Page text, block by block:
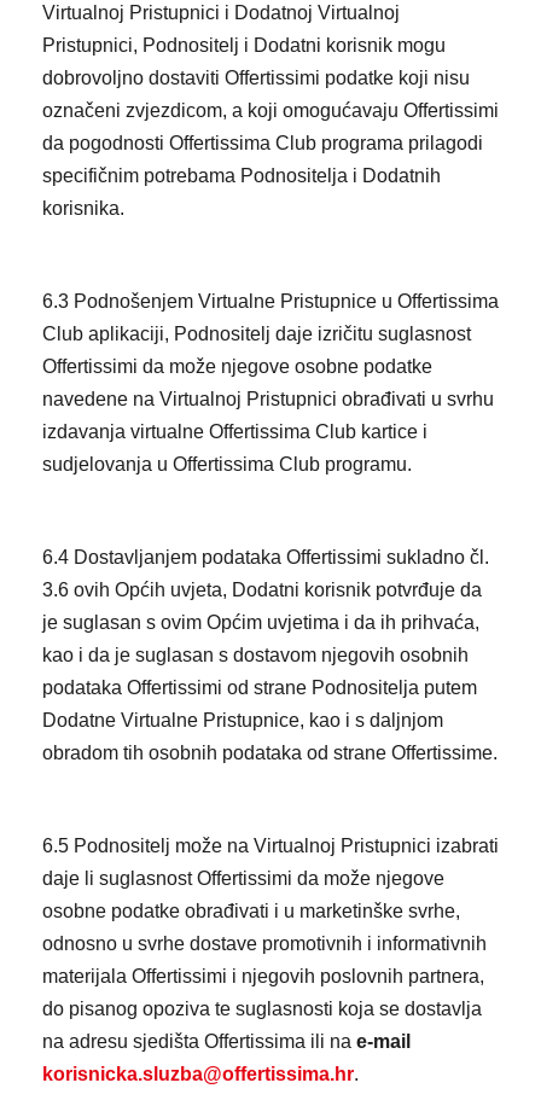
Virtualnoj Pristupnici i Dodatnoj Virtualnoj
Pristupnici, Podnositelj i Dodatni korisnik mogu
dobrovoljno dostaviti Offertissimi podatke koji nisu
označeni zvjezdicom, a koji omogućavaju Offertissimi
da pogodnosti Offertissima Club programa prilagodi
specifičnim potrebama Podnositelja i Dodatnih
korisnika.
6.3 Podnošenjem Virtualne Pristupnice u Offertissima
Club aplikaciji, Podnositelj daje izričitu suglasnost
Offertissimi da može njegove osobne podatke
navedene na Virtualnoj Pristupnici obrađivati u svrhu
izdavanja virtualne Offertissima Club kartice i
sudjelovanja u Offertissima Club programu.
6.4 Dostavljanjem podataka Offertissimi sukladno čl.
3.6 ovih Općih uvjeta, Dodatni korisnik potvrđuje da
je suglasan s ovim Općim uvjetima i da ih prihvaća,
kao i da je suglasan s dostavom njegovih osobnih
podataka Offertissimi od strane Podnositelja putem
Dodatne Virtualne Pristupnice, kao i s daljnjom
obradom tih osobnih podataka od strane Offertissime.
6.5 Podnositelj može na Virtualnoj Pristupnici izabrati
daje li suglasnost Offertissimi da može njegove
osobne podatke obrađivati i u marketinške svrhe,
odnosno u svrhe dostave promotivnih i informativnih
materijala Offertissimi i njegovih poslovnih partnera,
do pisanog opoziva te suglasnosti koja se dostavlja
na adresu sjedišta Offertissima ili na e-mail
korisnicka.sluzba@offertissima.hr.